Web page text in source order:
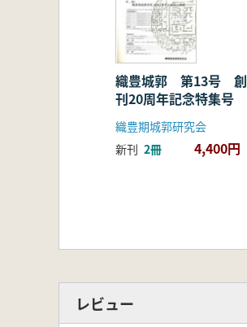
織豊城郭 第13号 創
刊20周年記念特集号
織豊期城郭研究会
新刊 2冊 4,400円
レビュー